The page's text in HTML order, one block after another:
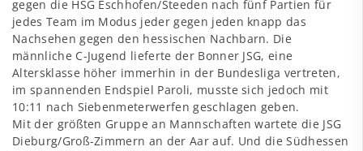
gegen die HSG Eschhofen/Steeden nach fünf Partien für
jedes Team im Modus jeder gegen jeden knapp das
Nachsehen gegen den hessischen Nachbarn. Die
männliche C-Jugend lieferte der Bonner JSG, eine
Altersklasse höher immerhin in der Bundesliga vertreten,
im spannenden Endspiel Paroli, musste sich jedoch mit
10:11 nach Siebenmeterwerfen geschlagen geben.
Mit der größten Gruppe an Mannschaften wartete die JSG
Dieburg/Groß-Zimmern an der Aar auf. Und die Südhessen